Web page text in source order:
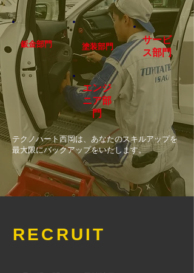
鈑金部門 塗装部門
サービ
ス部門
エンジ
ニア部
門
テクノハート西岡は、あなたのスキルアップを
最大限にバックアップを​いたします。
RECRUIT